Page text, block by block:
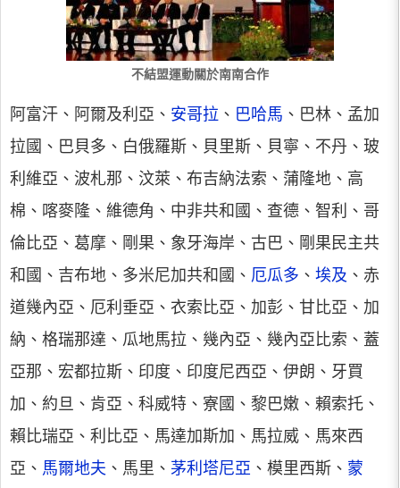
不結盟運動關於南南合作
阿富汗、阿爾及利亞、 安哥拉 、 巴哈馬 、巴林、孟加
拉國、巴貝多、白俄羅斯、貝里斯、貝寧、不丹、玻
利維亞、波札那、汶萊、布吉納法索、蒲隆地、高
棉、喀麥隆、維德角、中非共和國、查德、智利、哥
倫比亞、葛摩、剛果、象牙海岸、古巴、剛果民主共
和國、吉布地、多米尼加共和國、 厄瓜多 、 埃及 、赤
道幾內亞、厄利垂亞、衣索比亞、加彭、甘比亞、加
納、格瑞那達、瓜地馬拉、幾內亞、幾內亞比索、蓋
亞那、宏都拉斯、印度、印度尼西亞、伊朗、牙買
加、約旦、肯亞、科威特、寮國、黎巴嫩、賴索托、
賴比瑞亞、利比亞、馬達加斯加、馬拉威、馬來西
亞、 馬爾地夫 、馬里、 茅利塔尼亞 、模里西斯、 蒙